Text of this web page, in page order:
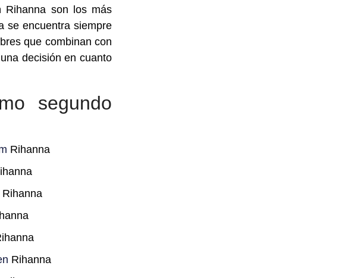
Rihanna son los más
se encuentra siempre
que combinan con
decisión en cuanto
segundo
Rihanna
Rihanna
Rihanna